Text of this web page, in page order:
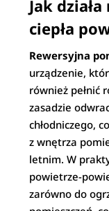
Jak
ciepła
Rewersyjna
urządzenie,
również pełnić
zasadzie
chłodniczego,
z wnętrza
letnim. W
powietrze-
zarówno do